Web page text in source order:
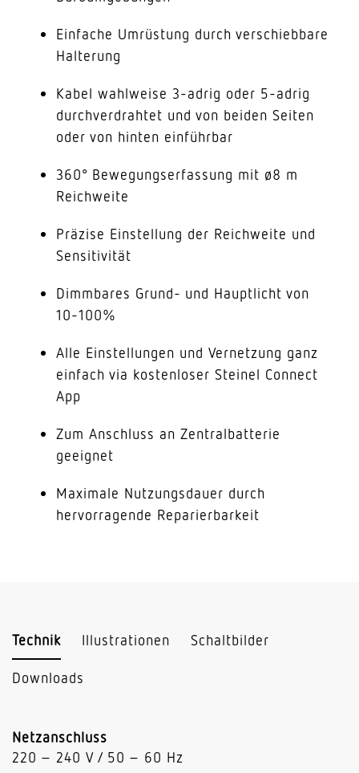
Einfache Umrüstung durch verschiebbare
Halterung
Kabel wahlweise 3-adrig oder 5-adrig
durchverdrahtet und von beiden Seiten
oder von hinten einführbar
360° Bewegungserfassung mit ø8 m
Reichweite
Präzise Einstellung der Reichweite und
Sensitivität
Dimmbares Grund- und Hauptlicht von
10-100%
Alle Einstellungen und Vernetzung ganz
einfach via kostenloser Steinel Connect
App
Zum Anschluss an Zentralbatterie
geeignet
Maximale Nutzungsdauer durch
hervorragende Reparierbarkeit
Technik Illustrationen Schaltbilder
Downloads
Netzanschluss
220 – 240 V / 50 – 60 Hz